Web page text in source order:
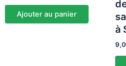
Ajouter au panier
à